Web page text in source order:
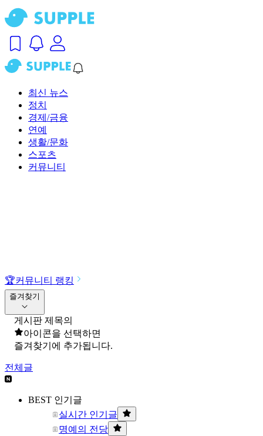
최신 뉴스
정치
경제/금융
연예
생활/문화
스포츠
커뮤니티
🏆커뮤니티 랭킹
즐겨찾기
게시판 제목의
아이콘을 선택하면
즐겨찾기에 추가됩니다.
전체글
BEST 인기글
실시간 인기글
명예의 전당